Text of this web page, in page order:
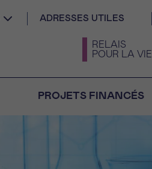
ADRESSES UTILES
RELAIS
POUR LA VIE
PROJETS FINANCÉS